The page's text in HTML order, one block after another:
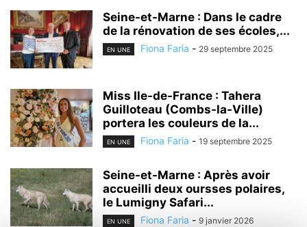
Seine-et-Marne : Dans le cadre
de la rénovation de ses écoles,...
EN UNE Fiona Faria - 29 septembre 2025
Miss Ile-de-France : Tahera
Guilloteau (Combs-la-Ville)
portera les couleurs de la...
EN UNE Fiona Faria - 19 septembre 2025
Seine-et-Marne : Après avoir
accueilli deux oursses polaires,
le Lumigny Safari...
EN UNE Fiona Faria - 9 janvier 2026